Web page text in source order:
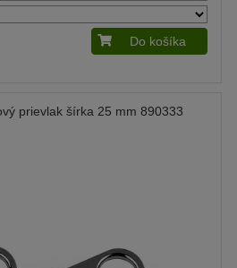
Do košíka
prievlak šírka 25 mm 890333